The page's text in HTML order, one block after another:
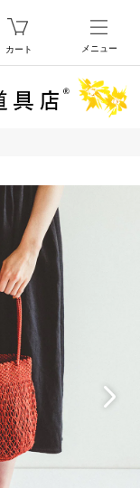
カート メニュー